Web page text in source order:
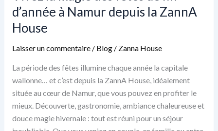
d’année à Namur depuis la ZannA
House
Laisser un commentaire / Blog/ Zanna House
La période des fêtes illumine chaque année la capitale
wallonne… et c’est depuis la ZannA House, idéalement
située au cœur de Namur, que vous pouvez en profiter le
mieux. Découverte, gastronomie, ambiance chaleureuse et
douce magie hivernale : tout est réuni pour un séjour